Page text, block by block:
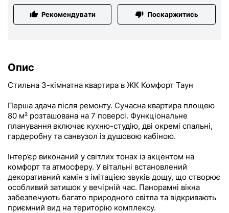
Рекомендувати Поскаржитись
Опис
Стильна 3-кімнатна квартира в ЖК Комфорт Таун
Перша здача після ремонту. Сучасна квартира площею
80 м² розташована на 7 поверсі. Функціональне
планування включає кухню-студію, дві окремі спальні,
гардеробну та санвузол із душовою кабіною.
Інтер’єр виконаний у світлих тонах із акцентом на
комфорт та атмосферу. У вітальні встановлений
декоративний камін з імітацією звуків дощу, що створює
особливий затишок у вечірній час. Панорамні вікна
забезпечують багато природного світла та відкривають
приємний вид на територію комплексу.